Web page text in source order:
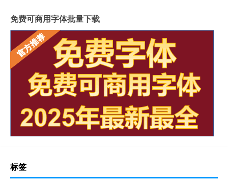
免费可商用字体批量下载
标签